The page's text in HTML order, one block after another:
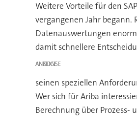
Weitere Vorteile für den
vergangenen Jahr begann.
Datenauswertungen
damit schnellere
ANZEIGE
seinen speziellen
Wer sich für Ariba
Berechnung über Prozess-